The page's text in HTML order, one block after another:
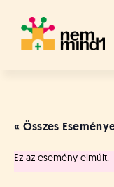
content
p
r
« Összes
Ez az esemény elmúlt.